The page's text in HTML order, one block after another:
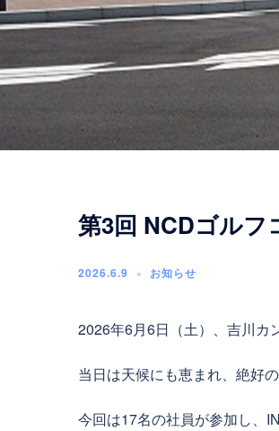
プ
第3回 NCDゴルフ
2026.6.9 お知らせ
2026年6月6日（土）、吉川カ
当日は天候にも恵まれ、絶好
今回は17名の社員が参加し、